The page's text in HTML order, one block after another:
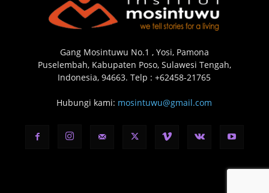
Gang Mosintuwu No.1 , Yosi, Pamona
Puselembah, Kabupaten Poso, Sulawesi Tengah,
Indonesia, 94663. Telp : +62458-21765
Hubungi kami: mosintuwu@gmail.com